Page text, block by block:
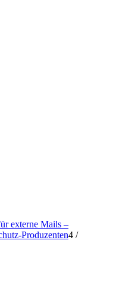
externe Mails –
Produzenten4 /